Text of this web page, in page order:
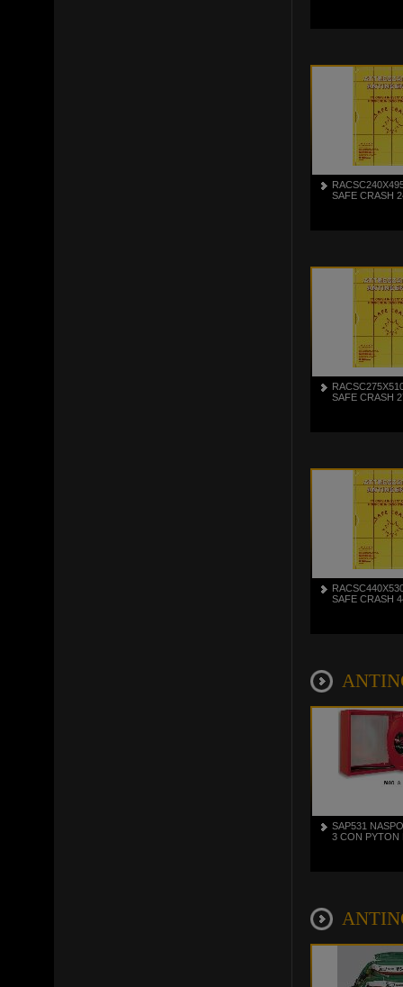
SAFE CRASH
SAFE CRASH
SAFE CRASH
SAP531
3 CON PYTON